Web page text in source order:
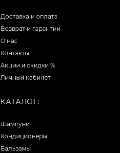
Доставка и оплата
Возврат и гарантии
О нас
Контакты
Акции и скидки %
Личный кабинет
КАТАЛОГ:
Шампуни
Кондиционеры
Бальзамы